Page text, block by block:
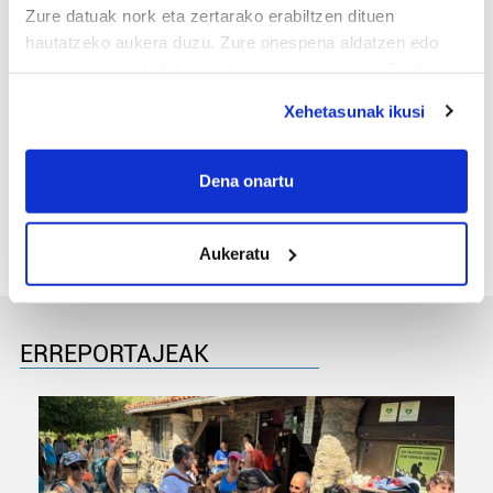
Zure datuak nork eta zertarako erabiltzen dituen
hautatzeko aukera duzu. Zure onespena aldatzen edo
If you allow, we would also like to:
Collect information about your geographical
meters
Identify your device by actively scanning it for
specific characteristics (fingerprinting)
and set your preferences in the
Guk eta gure bazkideek zure datu pertsonalak
prozesatzen ditugu, zure IP zenbakia, besteak beste,
teknologia erabiliz, cookieak adibidez, iragarki eta eduki
pertsonalizatuak eskaintzeko, iragarkiak eta edukia
Xehetasunak ikusi
Dena onartu
Aukeratu
«Gai tabua izan da etxe gehienetan, jendeak
ERREPORTAJEAK